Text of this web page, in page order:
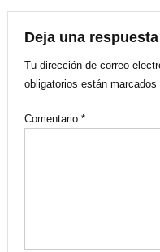
entradas
Deja una respuesta
Tu dirección de correo
obligatorios están marcados
Comentario *